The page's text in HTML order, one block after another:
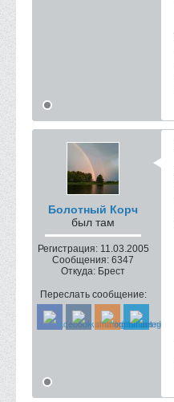
Болотный Корч
был там
Регистрация: 11.03.2005
Сообщения: 6347
Откуда: Брест
Переслать сообщение: